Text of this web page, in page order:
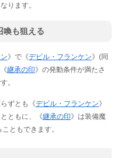
ります。
喚も狙える
》で《デビル・フランケン》(同
継承の印》の発動条件が満たさ
。
ずとも《デビル・フランケン》
ともに、《継承の印》は装備魔
ともできます。